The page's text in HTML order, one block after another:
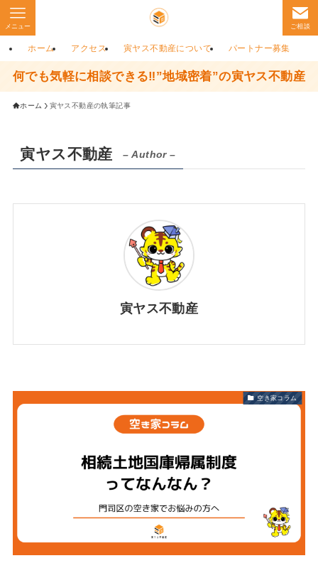
ご相談
メニュー
ホーム アクセス 寅ヤス不動産について パートナー募集
何でも気軽に相談できる‼”地域密着”の寅ヤス不動産
ホーム 寅ヤス不動産の執筆記事
寅ヤス不動産 – Author –
寅ヤス不動産
空き家コラム